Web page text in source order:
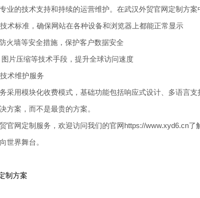
业的技术支持和持续的运营维护。在武汉外贸官网定制方案
术标准，确保网站在各种设备和浏览器上都能正常显示
火墙等安全措施，保护客户数据安全
片压缩等技术手段，提升全球访问速度
术维护服务
采用模块化收费模式，基础功能包括响应式设计、多语言
方案，而不是最贵的方案。
官网定制服务，欢迎访问我们的官网https://www.xyd6.cn
世界舞台。
制方案